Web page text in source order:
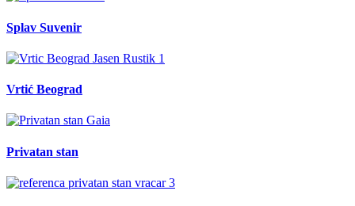
Splav Suvenir
Vrtić Beograd
Privatan stan